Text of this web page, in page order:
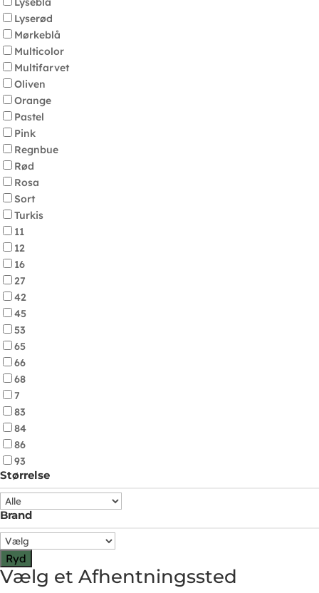
Lyserød
Mørkeblå
Multicolor
Multifarvet
Oliven
Orange
Pastel
Pink
Regnbue
Rød
Rosa
Sort
Turkis
11
12
16
27
42
45
53
65
66
68
7
83
84
86
93
Størrelse
Brand
Ryd
Vælg et Afhentningssted